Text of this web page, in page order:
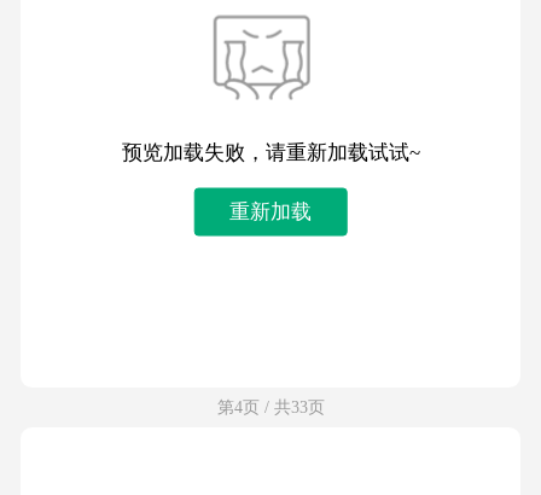
预览加载失败，请重新加载试试~
重新加载
第4页 / 共33页